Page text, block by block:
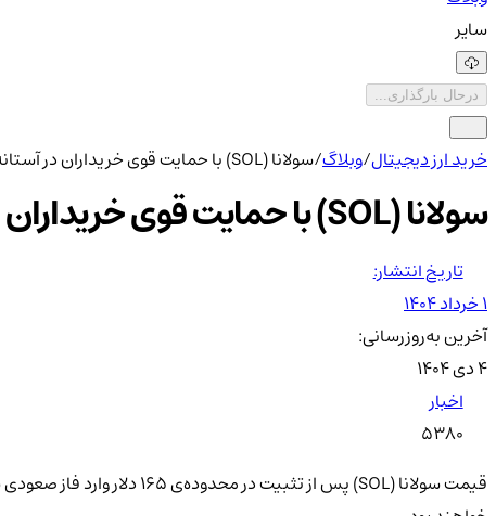
سایر
درحال بارگذاری...
خرید ارز دیجیتال/وبلاگ/سولانا (SOL) با حمایت قوی خریداران در آستانه رشدی جهشی است
سولانا (SOL) با حمایت قوی خریداران در آستانه رشدی جهشی است
تاریخ انتشار:
۱ خرداد ۱۴۰۴
آخرین به‌روزرسانی:
۴ دی ۱۴۰۴
اخبار
5380